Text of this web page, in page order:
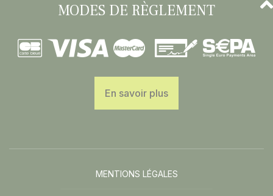
MODES DE RÈGLEMENT
En savoir plus
MENTIONS LÉGALES